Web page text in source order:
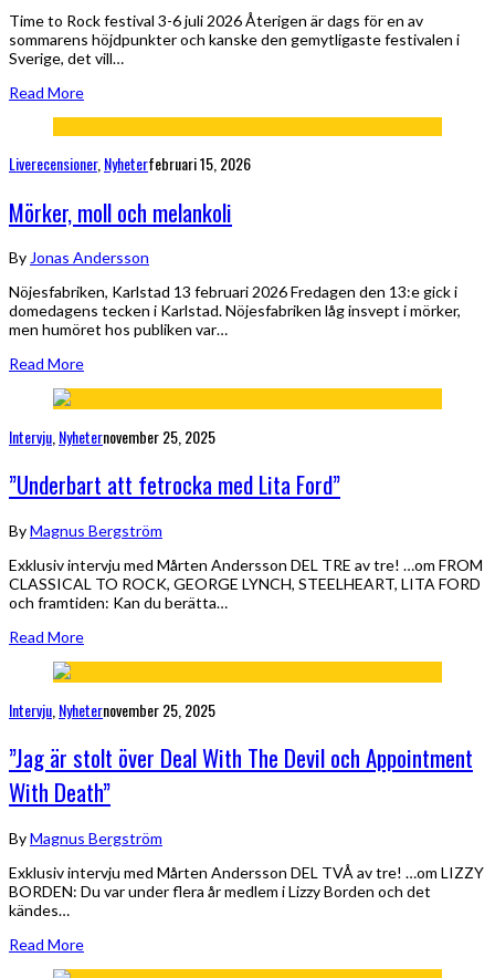
Time to Rock festival 3-6 juli 2026 Återigen är dags för en av
sommarens höjdpunkter och kanske den gemytligaste festivalen i
Sverige, det vill…
Read More
Liverecensioner, Nyheterfebruari 15, 2026
Mörker, moll och melankoli
By Jonas Andersson
Nöjesfabriken, Karlstad 13 februari 2026 Fredagen den 13:e gick i
domedagens tecken i Karlstad. Nöjesfabriken låg insvept i mörker,
men humöret hos publiken var…
Read More
Intervju Nyheternovember 25, 2025
”Underbart att fetrocka med Lita Ford”
ByMagnus Bergström
Exklusiv intervju med Mårten Andersson DEL TRE av tre! …om FROM
CLASSICAL TO ROCK, GEORGE LYNCH, STEELHEART, LITA FORD
och framtiden: Kan du berätta…
Read More
Intervju Nyheternovember 25, 2025
”Jag är stolt över Deal With The Devil och Appointment
With Death”
ByMagnus Bergström
Exklusiv intervju med Mårten Andersson DEL TVÅ av tre! …om LIZZY
BORDEN: Du var under flera år medlem i Lizzy Borden och det
kändes…
Read More